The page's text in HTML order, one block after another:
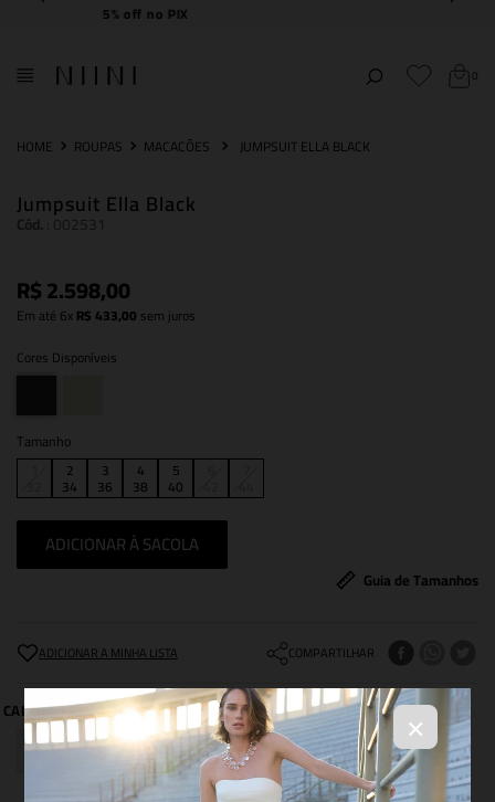
Frete Grátis
0
×
ROUPAS MACACÕES JUMPSUIT ELLA BLACK
Jumpsuit Ella Black
002531
R$2.598,00
Em até 6xR$433,00 sem juros
Cores Disponíveis
Tamanho
2
34
3
36
4
38
5
40
ADICIONAR À SACOLA
Guia de Tamanhos
COMPARTILHAR